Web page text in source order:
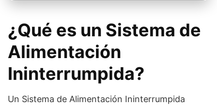
¿Qué es un Sistema de
Alimentación
Ininterrumpida?
Un Sistema de Alimentación Ininterrumpida